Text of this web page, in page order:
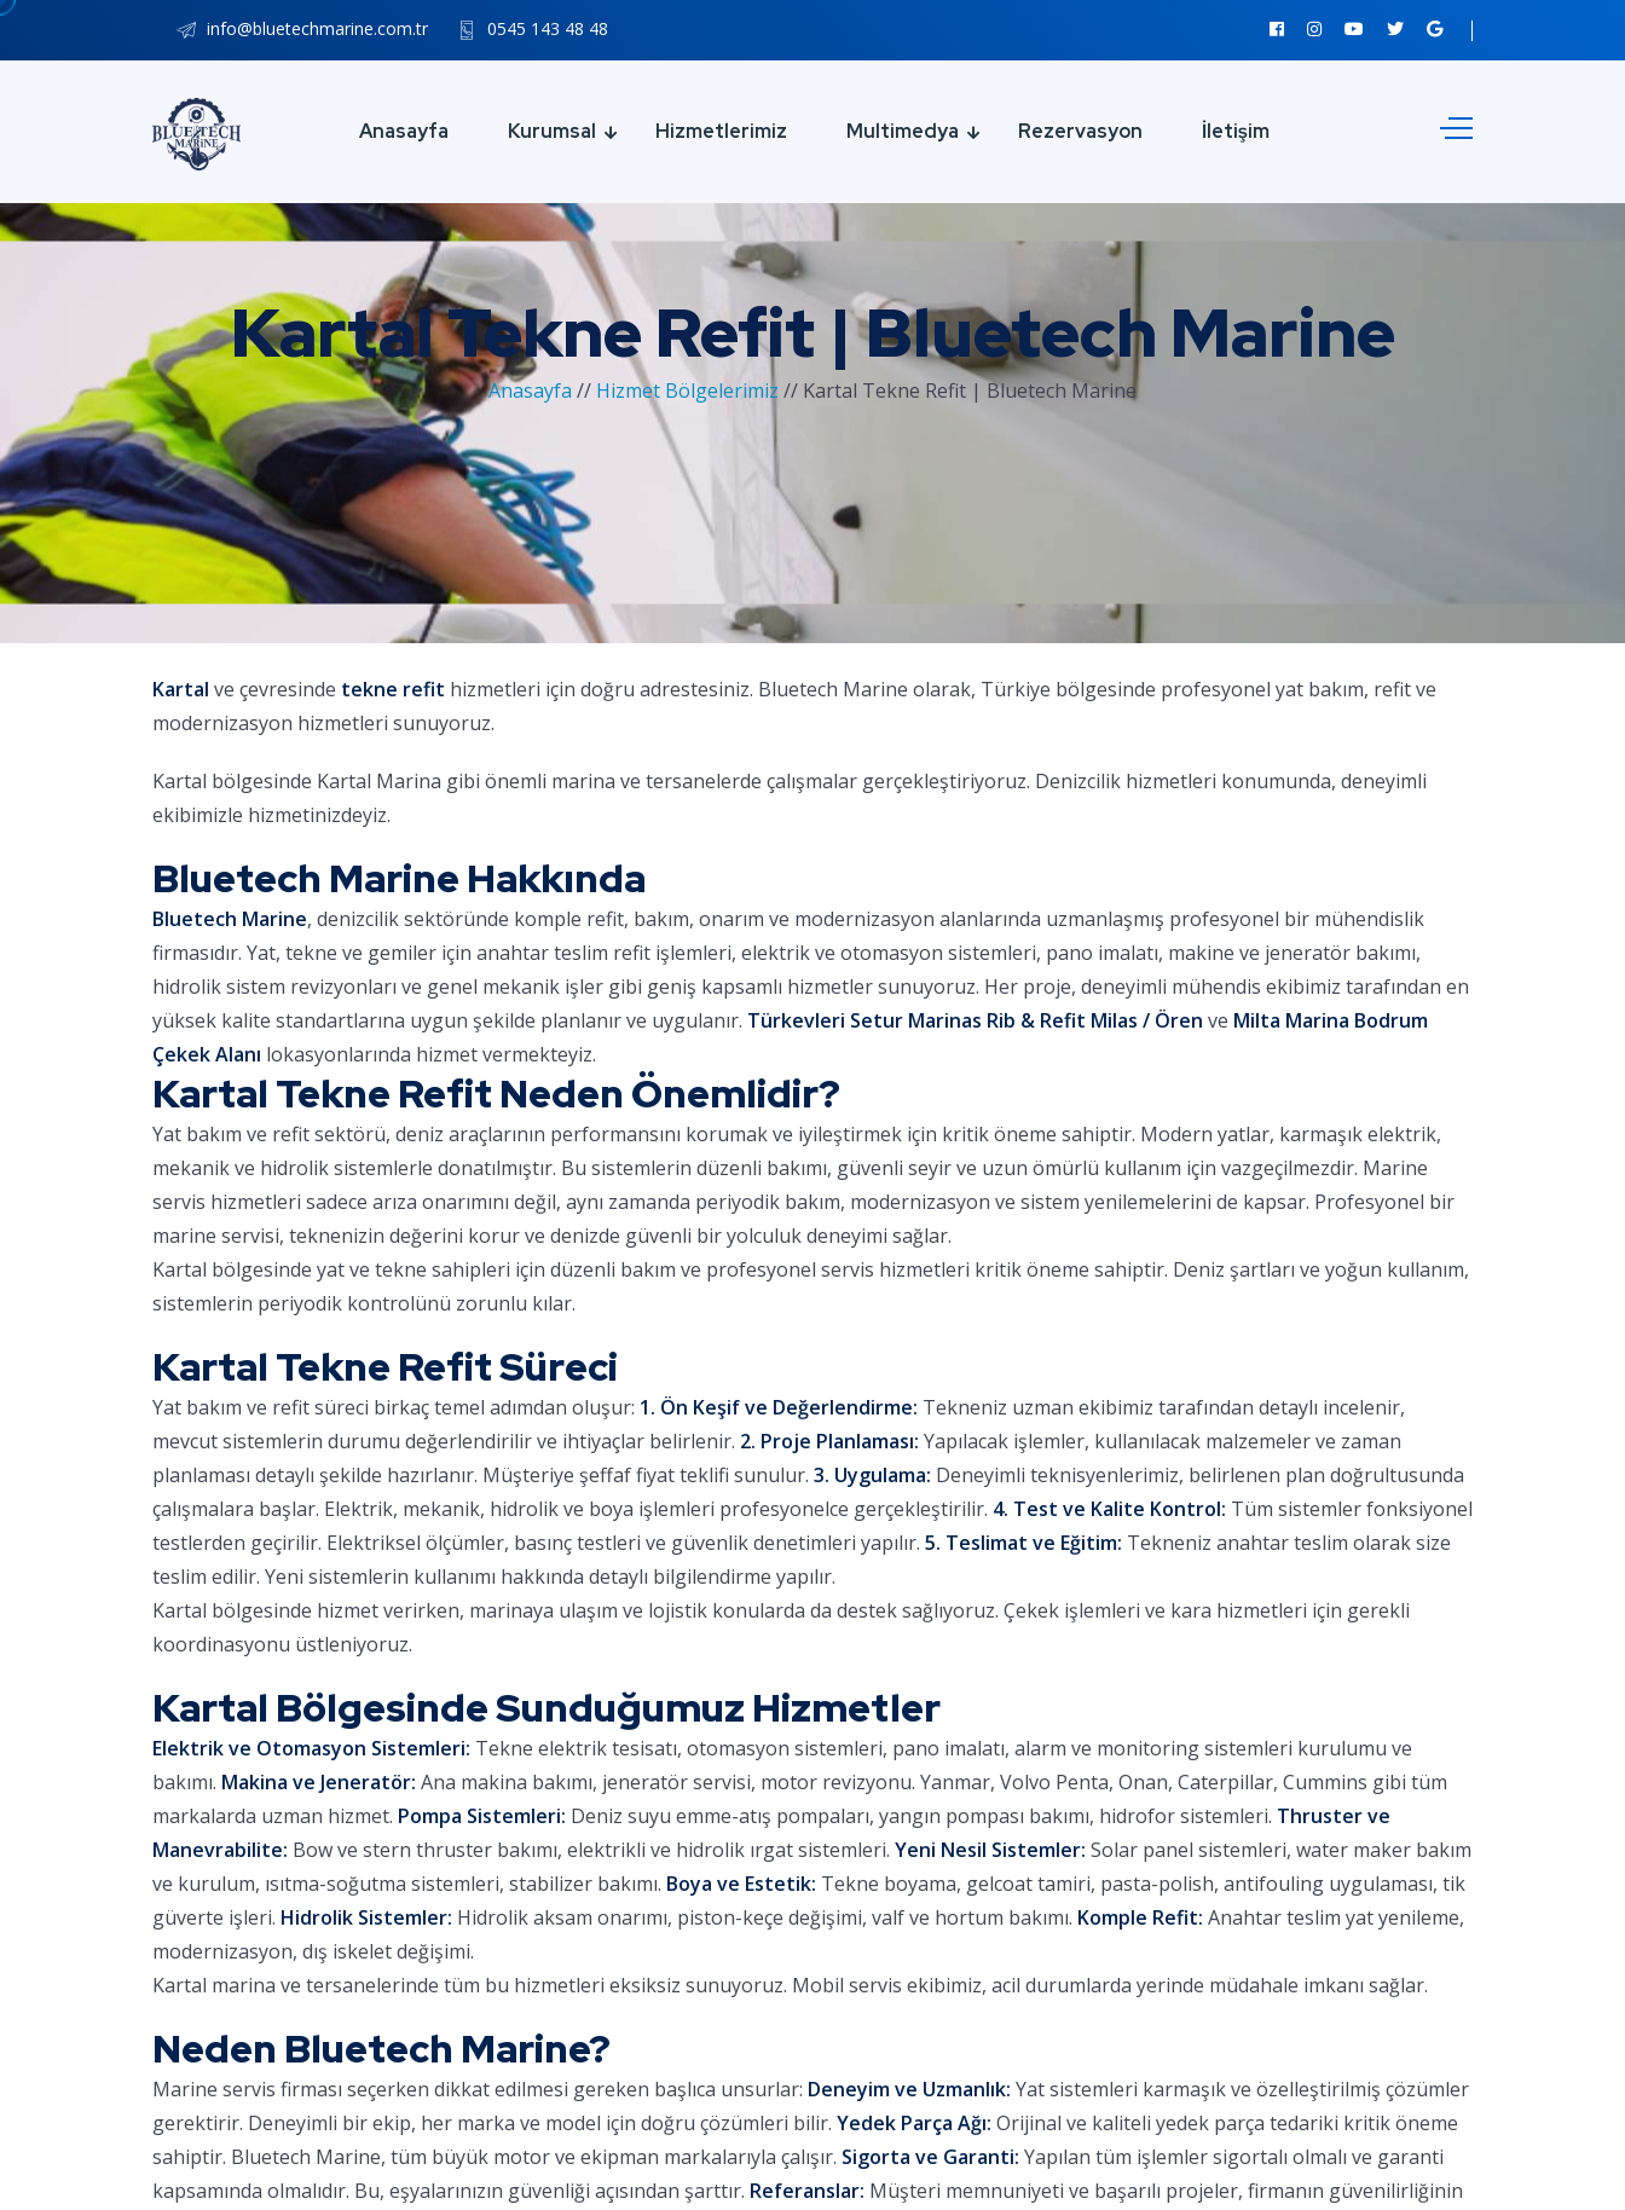
info@bluetechmarine.com.tr 0545 143 48 48
Anasayfa Kurumsal Hizmetlerimiz Multimedya Rezervasyon İletişim
Kartal Tekne Refit | Bluetech Marine
Anasayfa // Hizmet Bölgelerimiz // Kartal Tekne Refit | Bluetech Marine
Kartal ve çevresinde tekne refit hizmetleri için doğru adrestesiniz. Bluetech Marine olarak, Türkiye bölgesinde profesyonel yat bakım, refit ve
modernizasyon hizmetleri sunuyoruz.
Kartal bölgesinde Kartal Marina gibi önemli marina ve tersanelerde çalışmalar gerçekleştiriyoruz. Denizcilik hizmetleri konumunda, deneyimli
ekibimizle hizmetinizdeyiz.
Bluetech Marine Hakkında
Bluetech Marine, denizcilik sektöründe komple refit, bakım, onarım ve modernizasyon alanlarında uzmanlaşmış profesyonel bir mühendislik
firmasıdır. Yat, tekne ve gemiler için anahtar teslim refit işlemleri, elektrik ve otomasyon sistemleri, pano imalatı, makine ve jeneratör bakımı,
hidrolik sistem revizyonları ve genel mekanik işler gibi geniş kapsamlı hizmetler sunuyoruz. Her proje, deneyimli mühendis ekibimiz tarafından en
yüksek kalite standartlarına uygun şekilde planlanır ve uygulanır. Türkevleri Setur Marinas Rib & Refit Milas / Ören ve Milta Marina Bodrum
Çekek Alanı lokasyonlarında hizmet vermekteyiz.
Kartal Tekne Refit Neden Önemlidir?
Yat bakım ve refit sektörü, deniz araçlarının performansını korumak ve iyileştirmek için kritik öneme sahiptir. Modern yatlar, karmaşık elektrik,
mekanik ve hidrolik sistemlerle donatılmıştır. Bu sistemlerin düzenli bakımı, güvenli seyir ve uzun ömürlü kullanım için vazgeçilmezdir. Marine
servis hizmetleri sadece arıza onarımını değil, aynı zamanda periyodik bakım, modernizasyon ve sistem yenilemelerini de kapsar. Profesyonel bir
marine servisi, teknenizin değerini korur ve denizde güvenli bir yolculuk deneyimi sağlar.
Kartal bölgesinde yat ve tekne sahipleri için düzenli bakım ve profesyonel servis hizmetleri kritik öneme sahiptir. Deniz şartları ve yoğun kullanım,
sistemlerin periyodik kontrolünü zorunlu kılar.
Kartal Tekne Refit Süreci
Yat bakım ve refit süreci birkaç temel adımdan oluşur: 1. Ön Keşif ve Değerlendirme: Tekneniz uzman ekibimiz tarafından detaylı incelenir,
mevcut sistemlerin durumu değerlendirilir ve ihtiyaçlar belirlenir. 2. Proje Planlaması: Yapılacak işlemler, kullanılacak malzemeler ve zaman
planlaması detaylı şekilde hazırlanır. Müşteriye şeffaf fiyat teklifi sunulur. 3. Uygulama: Deneyimli teknisyenlerimiz, belirlenen plan doğrultusunda
çalışmalara başlar. Elektrik, mekanik, hidrolik ve boya işlemleri profesyonelce gerçekleştirilir. 4. Test ve Kalite Kontrol: Tüm sistemler fonksiyonel
testlerden geçirilir. Elektriksel ölçümler, basınç testleri ve güvenlik denetimleri yapılır. 5. Teslimat ve Eğitim: Tekneniz anahtar teslim olarak size
teslim edilir. Yeni sistemlerin kullanımı hakkında detaylı bilgilendirme yapılır.
Kartal bölgesinde hizmet verirken, marinaya ulaşım ve lojistik konularda da destek sağlıyoruz. Çekek işlemleri ve kara hizmetleri için gerekli
koordinasyonu üstleniyoruz.
Kartal Bölgesinde Sunduğumuz Hizmetler
Elektrik ve Otomasyon Sistemleri: Tekne elektrik tesisatı, otomasyon sistemleri, pano imalatı, alarm ve monitoring sistemleri kurulumu ve
bakımı. Makina ve Jeneratör: Ana makina bakımı, jeneratör servisi, motor revizyonu. Yanmar, Volvo Penta, Onan, Caterpillar, Cummins gibi tüm
markalarda uzman hizmet. Pompa Sistemleri: Deniz suyu emme-atış pompaları, yangın pompası bakımı, hidrofor sistemleri. Thruster ve
Manevrabilite: Bow ve stern thruster bakımı, elektrikli ve hidrolik ırgat sistemleri. Yeni Nesil Sistemler: Solar panel sistemleri, water maker bakım
ve kurulum, ısıtma-soğutma sistemleri, stabilizer bakımı. Boya ve Estetik: Tekne boyama, gelcoat tamiri, pasta-polish, antifouling uygulaması, tik
güverte işleri. Hidrolik Sistemler: Hidrolik aksam onarımı, piston-keçe değişimi, valf ve hortum bakımı. Komple Refit: Anahtar teslim yat yenileme,
modernizasyon, dış iskelet değişimi.
Kartal marina ve tersanelerinde tüm bu hizmetleri eksiksiz sunuyoruz. Mobil servis ekibimiz, acil durumlarda yerinde müdahale imkanı sağlar.
Neden Bluetech Marine?
Marine servis firması seçerken dikkat edilmesi gereken başlıca unsurlar: Deneyim ve Uzmanlık: Yat sistemleri karmaşık ve özelleştirilmiş çözümler
gerektirir. Deneyimli bir ekip, her marka ve model için doğru çözümleri bilir. Yedek Parça Ağı: Orijinal ve kaliteli yedek parça tedariki kritik öneme
sahiptir. Bluetech Marine, tüm büyük motor ve ekipman markalarıyla çalışır. Sigorta ve Garanti: Yapılan tüm işlemler sigortalı olmalı ve garanti
kapsamında olmalıdır. Bu, eşyalarınızın güvenliği açısından şarttır. Referanslar: Müşteri memnuniyeti ve başarılı projeler, firmanın güvenilirliğinin